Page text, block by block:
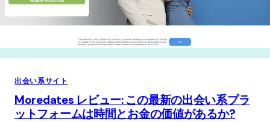
出会い系サイト
Moredates レビュー: この最新の出会い系プラ
ットフォームは時間とお金の価値があるか?